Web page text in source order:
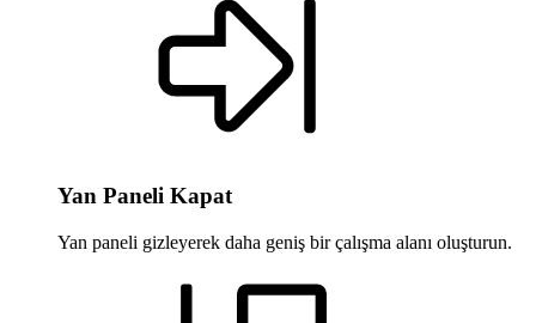
Yan Paneli Kapat
Yan paneli gizleyerek daha geniş bir çalışma alanı oluşturun.